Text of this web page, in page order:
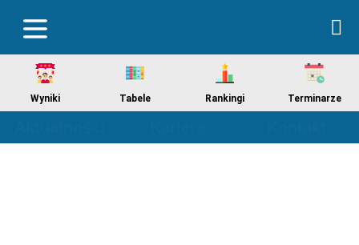
Wyniki Tabele Rankingi Terminarze